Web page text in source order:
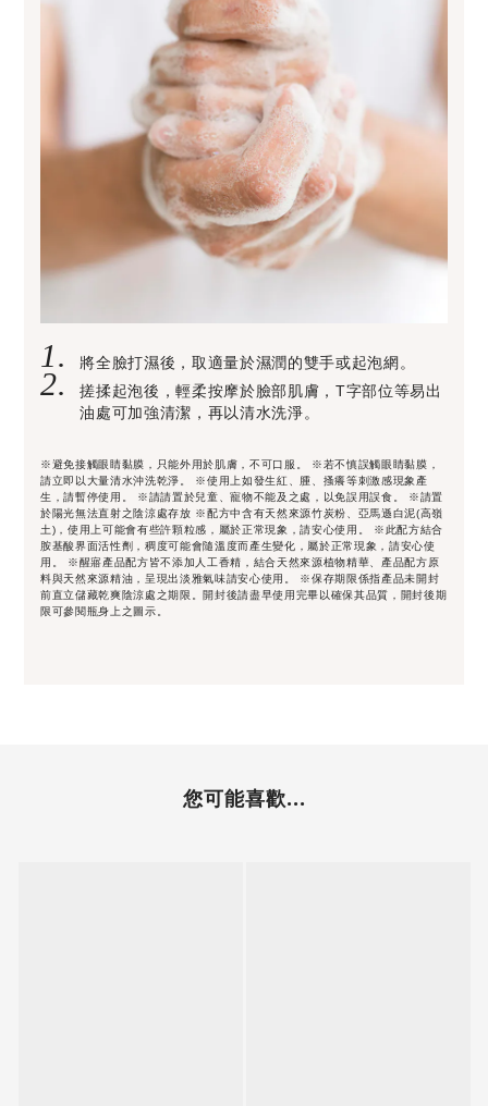
1. 將全臉打濕後，取適量於濕潤的雙手或起泡網。
2.
搓揉起泡後，輕柔按摩於臉部肌膚，T字部位等易出
油處可加強清潔，再以清水洗淨。
※避免接觸眼睛黏膜，只能外用於肌膚，不可口服。 ※若不慎誤觸眼睛黏膜，
請立即以大量清水沖洗乾淨。 ※使用上如發生紅、腫、搔癢等刺激感現象產
生，請暫停使用。 ※請請置於兒童、寵物不能及之處，以免誤用誤食。 ※請置
於陽光無法直射之陰涼處存放 ※配方中含有天然來源竹炭粉、亞馬遜白泥(高嶺
土)，使用上可能會有些許顆粒感，屬於正常現象，請安心使用。 ※此配方結合
胺基酸界面活性劑，稠度可能會隨溫度而產生變化，屬於正常現象，請安心使
用。 ※醒寤產品配方皆不添加人工香精，結合天然來源植物精華、產品配方原
料與天然來源精油，呈現出淡雅氣味請安心使用。 ※保存期限係指產品未開封
前直立儲藏乾爽陰涼處之期限。開封後請盡早使用完畢以確保其品質，開封後期
限可參閱瓶身上之圖示。
您可能喜歡...